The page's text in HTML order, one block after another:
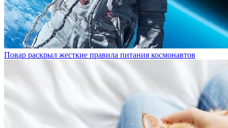
Повар раскрыл жесткие правила питания космонавтов